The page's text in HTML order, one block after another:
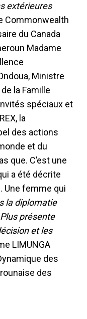
extérieures
Commonwealth
du Canada
Madame
Ministre
la Famille
spéciaux et
la
des actions
et du
que. C’est une
a été décrite
Une femme qui
la diplomatie
présente
et les
LIMUNGA
des
des